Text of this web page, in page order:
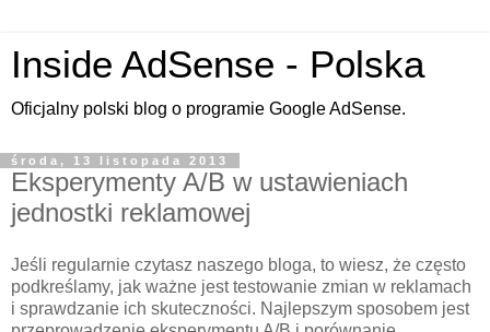
Inside AdSense - Polska
Oficjalny polski blog o programie Google AdSense.
środa, 13 listopada 2013
Eksperymenty A/B w ustawieniach
jednostki reklamowej
Jeśli regularnie czytasz naszego bloga, to wiesz, że często
podkreślamy, jak ważne jest testowanie zmian w reklamach
i sprawdzanie ich skuteczności. Najlepszym sposobem jest